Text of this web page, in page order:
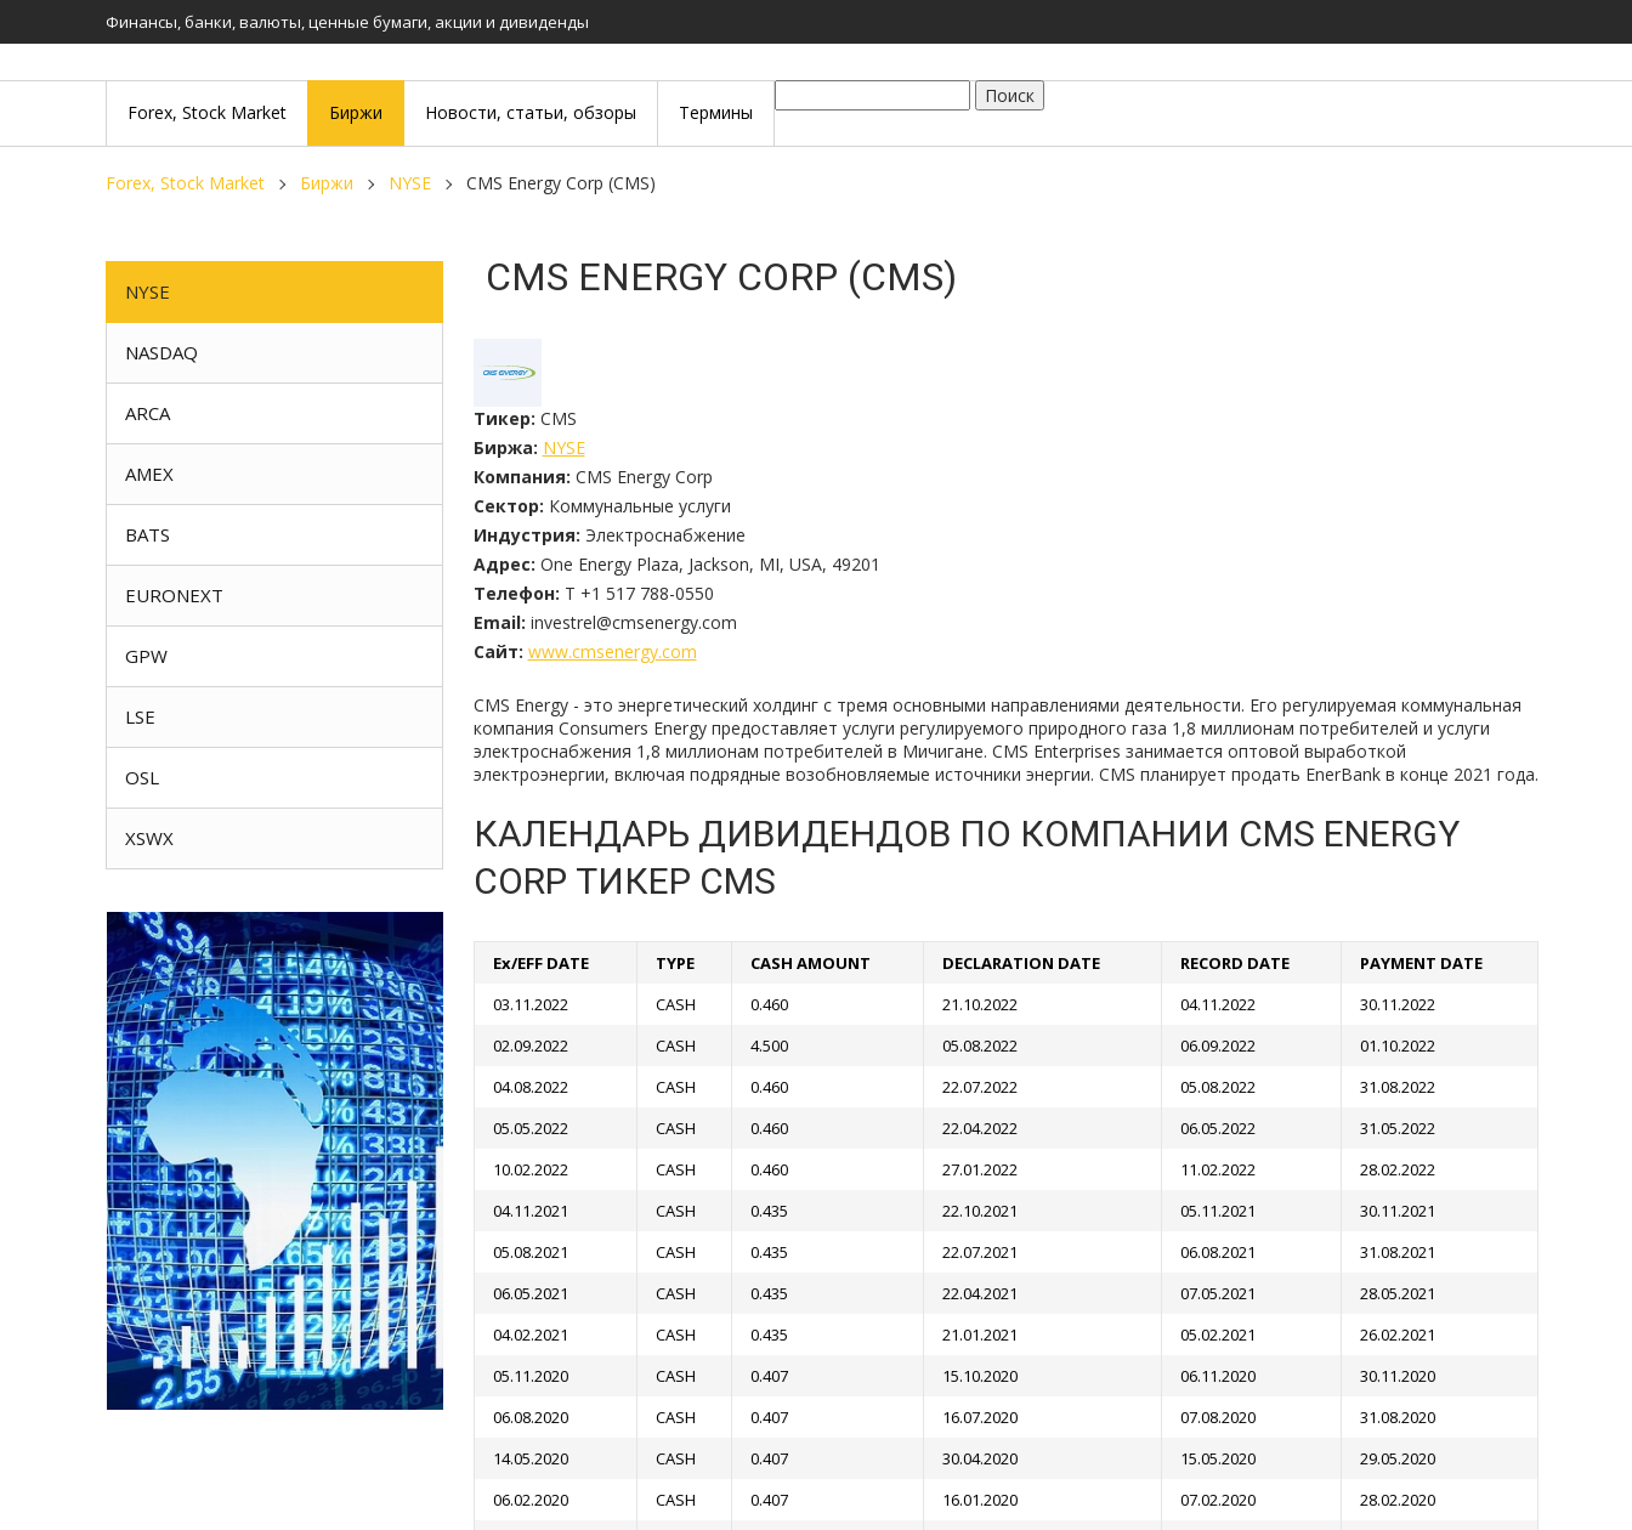
Финансы, банки, валюты, ценные бумаги, акции и дивиденды
Forex, Stock Market Биржи Новости, статьи, обзоры Термины
Поиск
Forex, Stock Market Биржи NYSE CMS Energy Corp (CMS)
CMS ENERGY CORP (CMS)
Тикер: CMS
Биржа: NYSE
Компания: CMS Energy Corp
Сектор: Коммунальные услуги
Индустрия: Электроснабжение
Адрес: One Energy Plaza, Jackson, MI, USA, 49201
Телефон: T +1 517 788-0550
Email: investrel@cmsenergy.com
Сайт: www.cmsenergy.com
CMS Energy - это энергетический холдинг с тремя основными направлениями деятельности. Его регулируемая коммунальная
компания Consumers Energy предоставляет услуги регулируемого природного газа 1,8 миллионам потребителей и услуги
электроснабжения 1,8 миллионам потребителей в Мичигане. CMS Enterprises занимается оптовой выработкой
электроэнергии, включая подрядные возобновляемые источники энергии. CMS планирует продать EnerBank в конце 2021 года.
КАЛЕНДАРЬ ДИВИДЕНДОВ ПО КОМПАНИИ CMS ENERGY
CORP ТИКЕР CMS
Ex/EFF DATE TYPE CASH AMOUNT DECLARATION DATE RECORD DATE
PAYMENT DATE
03.11.2022
CASH 0.460 21.10.2022 04.11.2022
30.11.2022
02.09.2022
CASH 4.500 05.08.2022 06.09.2022
01.10.2022
04.08.2022
CASH 0.460 22.07.2022 05.08.2022
31.08.2022
05.05.2022
CASH 0.460 22.04.2022 06.05.2022
31.05.2022
10.02.2022
CASH 0.460 27.01.2022 11.02.2022
28.02.2022
04.11.2021
CASH 0.435 22.10.2021 05.11.2021
30.11.2021
05.08.2021
CASH 0.435 22.07.2021 06.08.2021
31.08.2021
06.05.2021
CASH 0.435 22.04.2021 07.05.2021
28.05.2021
04.02.2021
CASH 0.435 21.01.2021 05.02.2021
26.02.2021
05.11.2020
CASH 0.407 15.10.2020 06.11.2020
30.11.2020
06.08.2020
CASH 0.407 16.07.2020 07.08.2020
31.08.2020
14.05.2020
CASH 0.407 30.04.2020 15.05.2020
29.05.2020
06.02.2020
CASH 0.407 16.01.2020 07.02.2020
28.02.2020
NYSE
NASDAQ
ARCA
AMEX
BATS
EURONEXT
GPW
LSE
OSL
XSWX